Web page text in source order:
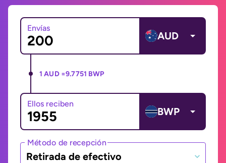
Envías
AUD
1 AUD =9.7751 BWP
Ellos reciben
BWP
Método de recepción
Retirada de efectivo